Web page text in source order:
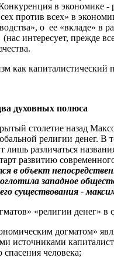
в экономике
против всех» в
о ее «вкладе» в
интересует, прежде
как капиталистический
духовных полюса
столетие назад
религии денег. В
лишь различаться
развитию
в объект
западное
существования -
«религии денег» в
догматом»
источниками
человека;